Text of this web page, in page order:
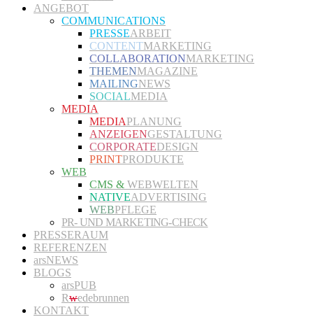
ANGEBOT
COMMUNICATIONS
PRESSEARBEIT
CONTENTMARKETING
COLLABORATIONMARKETING
THEMENMAGAZINE
MAILINGNEWS
SOCIALMEDIA
MEDIA
MEDIAPLANUNG
ANZEIGENGESTALTUNG
CORPORATEDESIGN
PRINTPRODUKTE
WEB
CMS & WEBWELTEN
NATIVEADVERTISING
WEBPFLEGE
PR- UND MARKETING-CHECK
PRESSERAUM
REFERENZEN
arsNEWS
BLOGS
arsPUB
Rwedebrunnen
KONTAKT